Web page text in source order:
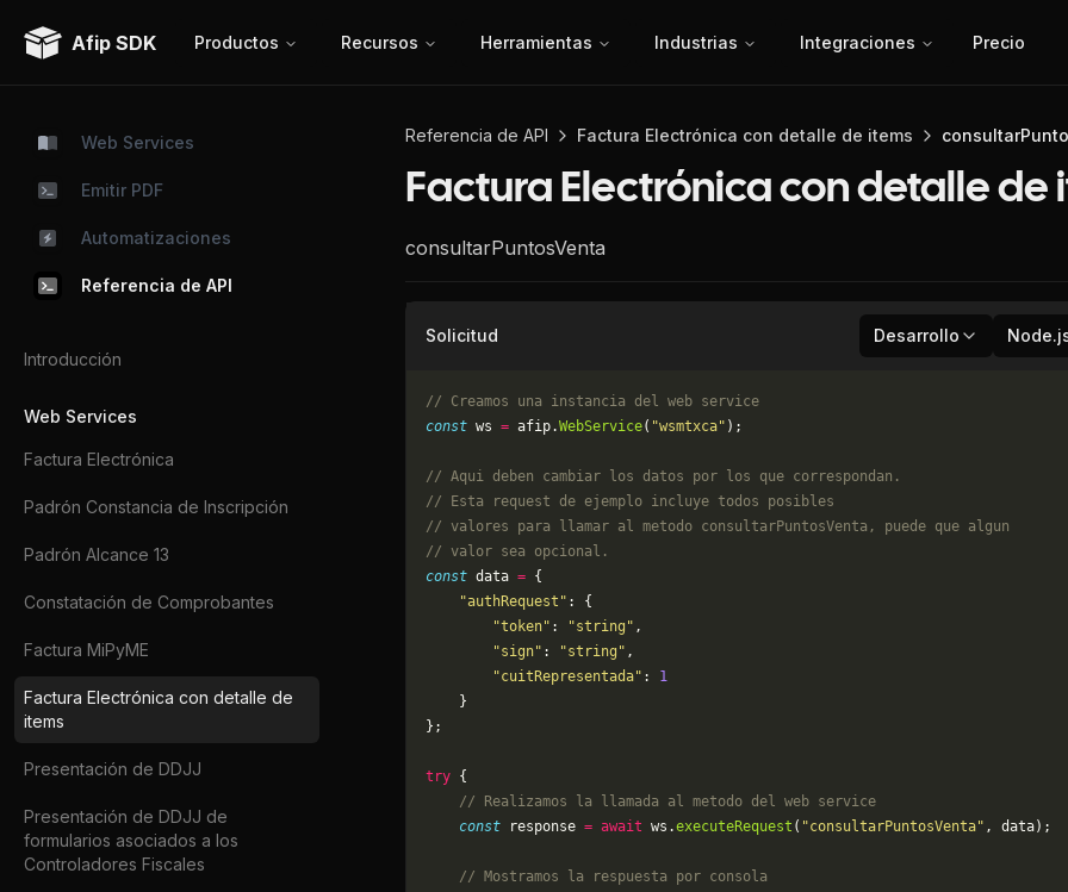
Afip SDK Productos Recursos Herramientas Industrias Integraciones Precio
Web Services
Emitir PDF
Automatizaciones
Referencia de API
Introducción
Web Services
Factura Electrónica
Padrón Constancia de Inscripción
Padrón Alcance 13
Constatación de Comprobantes
Factura MiPyME
Factura Electrónica con detalle de
items
Presentación de DDJJ
Presentación de DDJJ de
formularios asociados a los
Controladores Fiscales
Referencia de API Factura Electrónica con detalle de items
Factura Electrónica con detalle de
consultarPuntosVenta
Solicitud Desarrollo
// Creamos una instancia del web service
const ws = afip.WebService( "wsmtxca" );
// Aqui deben cambiar los datos por los que correspondan.
// Esta request de ejemplo incluye todos posibles
// valores para llamar al metodo consultarPuntosVenta, puede que algun
// valor sea opcional.
const data = {
    "authRequest"
: {
        "token"
: "string" ,
        "sign"
: "string" ,
        "cuitRepresentada"
: 1
    }
};
try {
    // Realizamos la llamada al metodo del web service
    const
response = await ws.executeRequest ( "consultarPuntosVenta" , data);
    // Mostramos la respuesta por consola